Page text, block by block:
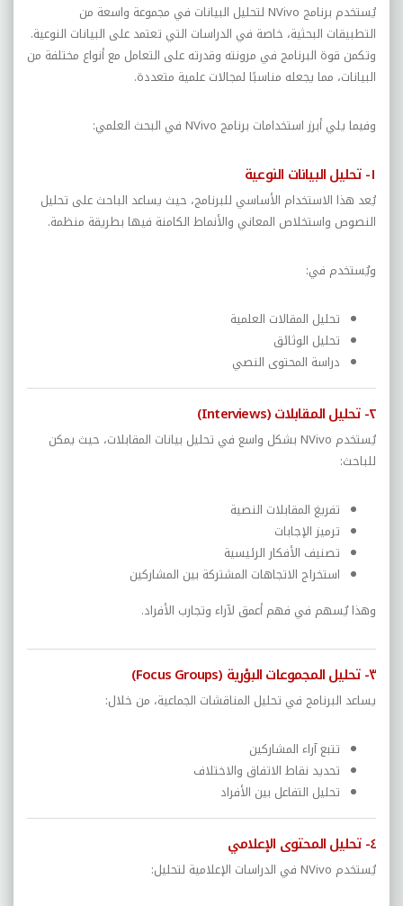
يُستخدم برنامج NVivo لتحليل البيانات في مجموعة واسعة من
التطبيقات البحثية، خاصة في الدراسات التي تعتمد على البيانات النوعية.
وتكمن قوة البرنامج في مرونته وقدرته على التعامل مع أنواع مختلفة من
البيانات، مما يجعله مناسبًا لمجالات علمية متعددة.
وفيما يلي أبرز استخدامات برنامج NVivo في البحث العلمي:
١- تحليل البيانات النوعية
يُعد هذا الاستخدام الأساسي للبرنامج، حيث يساعد الباحث على تحليل
النصوص واستخلاص المعاني والأنماط الكامنة فيها بطريقة منظمة.
ويُستخدم في:
تحليل المقالات العلمية
تحليل الوثائق
دراسة المحتوى النصي
٢- تحليل المقابلات (Interviews)
يُستخدم NVivo بشكل واسع في تحليل بيانات المقابلات، حيث يمكن
للباحث:
تفريغ المقابلات النصية
ترميز الإجابات
تصنيف الأفكار الرئيسية
استخراج الاتجاهات المشتركة بين المشاركين
وهذا يُسهم في فهم أعمق لآراء وتجارب الأفراد.
٣- تحليل المجموعات البؤرية (Focus Groups)
يساعد البرنامج في تحليل المناقشات الجماعية، من خلال:
تتبع آراء المشاركين
تحديد نقاط الاتفاق والاختلاف
تحليل التفاعل بين الأفراد
٤- تحليل المحتوى الإعلامي
يُستخدم NVivo في الدراسات الإعلامية لتحليل: